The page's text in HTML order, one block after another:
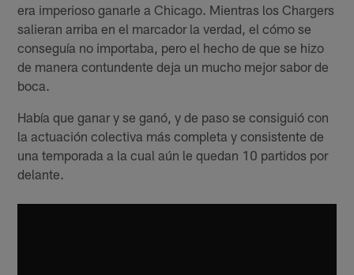
era imperioso ganarle a Chicago. Mientras los Chargers
salieran arriba en el marcador la verdad, el cómo se
conseguía no importaba, pero el hecho de que se hizo
de manera contundente deja un mucho mejor sabor de
boca.
Había que ganar y se ganó, y de paso se consiguió con
la actuación colectiva más completa y consistente de
una temporada a la cual aún le quedan 10 partidos por
delante.